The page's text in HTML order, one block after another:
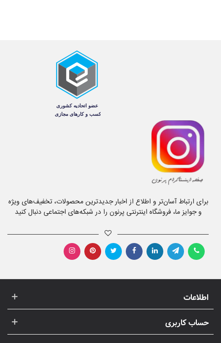
برای ارتباط آسان‌تر و اطلاع از اخبار جدیدترین محصولات، تخفیف‌های ویژه
و جوایز ما، فروشگاه اینترنتی پرنون را در شبکه‌های اجتماعی دنبال کنید
اطلاعات
حساب کاربری